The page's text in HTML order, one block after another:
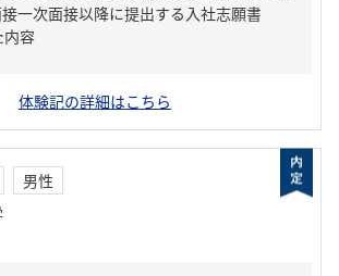
一次面接以降に提出する入社志願書
内容
体験記の詳細はこちら
男性